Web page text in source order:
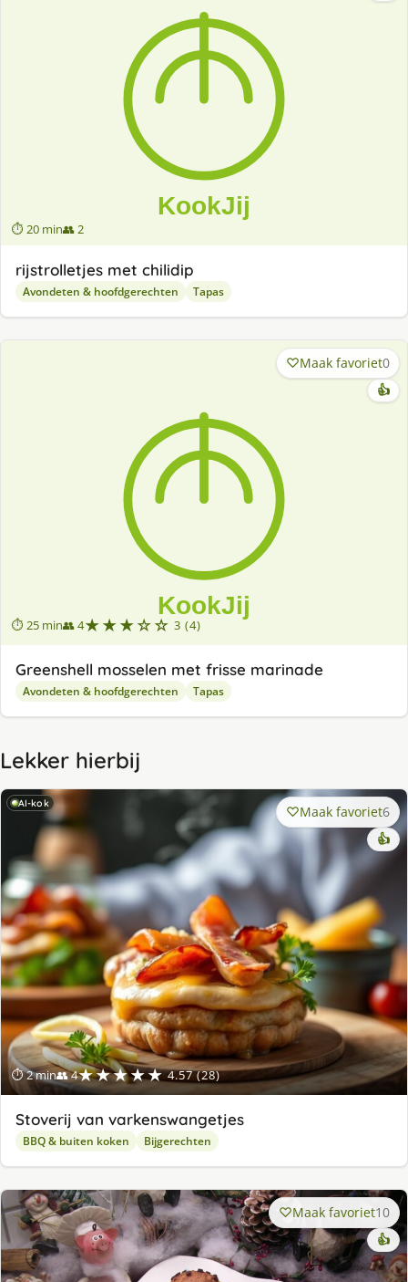
⏱ 20 min👥 2
rijstrolletjes met chilidip
Avondeten & hoofdgerechten Tapas
⏱ 25 min👥 4★★★☆☆ 3 (4)
Maak favoriet0
👍
Greenshell mosselen met frisse marinade
Avondeten & hoofdgerechten Tapas
Lekker hierbij
AI-kok
⏱ 2 min👥 4★★★★★ 4.57 (28)
Maak favoriet6
👍
Stoverij van varkenswangetjes
BBQ & buiten koken Bijgerechten
Maak favoriet10
👍